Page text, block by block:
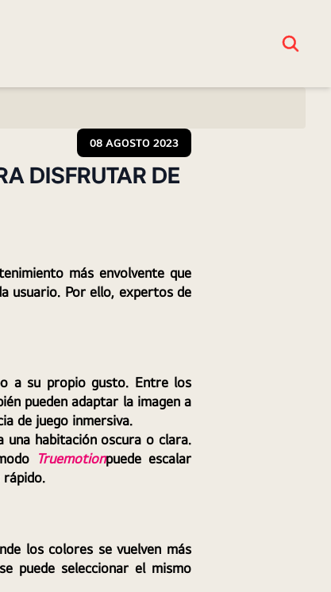
08 AGOSTO 2023
DISFRUTAR DE
más envolvente que
usuario. Por ello, expertos de
a su propio gusto. Entre los
pueden adaptar la imagen a
de juego inmersiva.
una habitación oscura o clara.
Truemotionpuede escalar
rápido.
los colores se vuelven más
puede seleccionar el mismo